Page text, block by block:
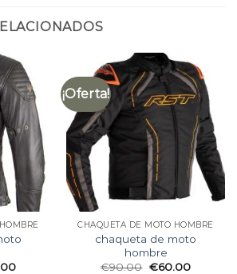
¡Oferta!
CHAQUETA DE MOTO HOMBRE
chaqueta de moto
hombre
€90.00 €60.00